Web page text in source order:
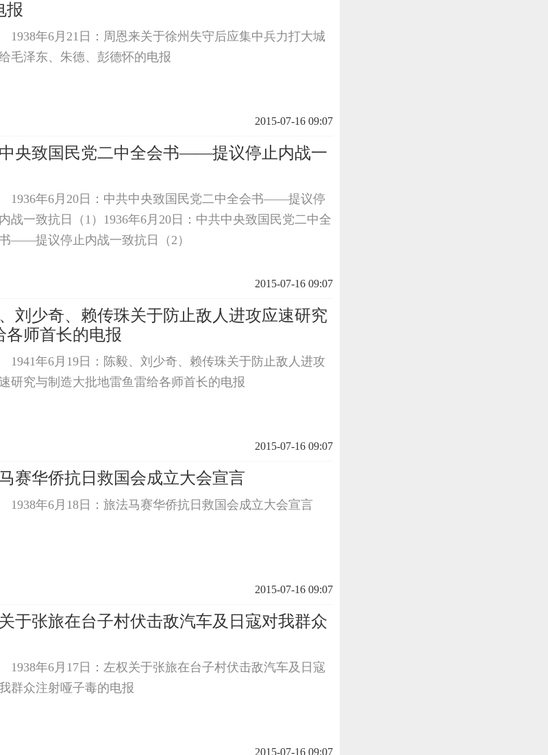
报
1938年6月21日：周恩来关于徐州失守后应集中兵力打大城
毛泽东、朱德、彭德怀的电报
2015-07-16 09:07
中央致国民党二中全会书——提议停止内战一
1936年6月20日：中共中央致国民党二中全会书——提议停
战一致抗日（1）1936年6月20日：中共中央致国民党二中全
——提议停止内战一致抗日（2）
2015-07-16 09:07
刘少奇、赖传珠关于防止敌人进攻应速研究
各师首长的电报
1941年6月19日：陈毅、刘少奇、赖传珠关于防止敌人进攻
研究与制造大批地雷鱼雷给各师首长的电报
2015-07-16 09:07
赛华侨抗日救国会成立大会宣言
1938年6月18日：旅法马赛华侨抗日救国会成立大会宣言
2015-07-16 09:07
于张旅在台子村伏击敌汽车及日寇对我群众
1938年6月17日：左权关于张旅在台子村伏击敌汽车及日寇
群众注射哑子毒的电报
2015-07-16 09:07